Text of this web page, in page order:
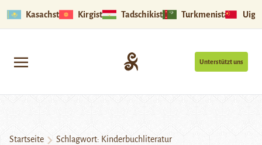
Kasachstan Kirgistan Tadschikistan Turkmenistan
Unterstützt uns
Startseite Schlagwort: Kinderbuchliteratur